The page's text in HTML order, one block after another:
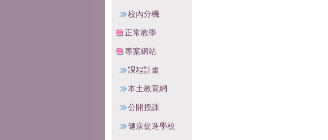
校內分機
正常教學
專案網站
課程計畫
本土教育網
公開授課
健康促進學校